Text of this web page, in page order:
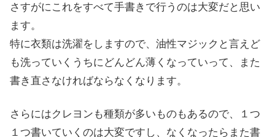
さすがにこれをすべて手書きで行うのは大変だと思い
ます。
特に衣類は洗濯をしますので、油性マジックと言えど
も洗っていくうちにどんどん薄くなっていって、また
書き直さなければならなくなります。
さらにはクレヨンも種類が多いものもあるので、１つ
１つ書いていくのは大変ですし、なくなったらまた書